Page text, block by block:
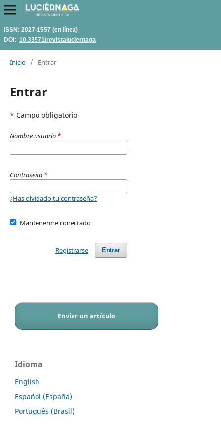
ISSN: 2027-1557 (en línea)
DOI: 10.33571/revistaluciernaga
Inicio / Entrar
Entrar
* Campo obligatorio
Nombre usuario *
Contraseña *
¿Has olvidado tu contraseña?
Mantenerme conectado
Entrar
Registrarse
Enviar un artículo
Idioma
English
Español (España)
Português (Brasil)